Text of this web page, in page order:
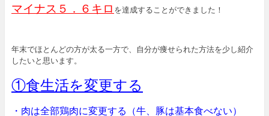
マイナス５．６キロ を達成することができました！
年末でほとんどの方が太る一方で、自分が痩せられた方法を少し紹介
したいと思います。
①食生活を変更する
・肉は全部鶏肉に変更する（牛、豚は基本食べない）